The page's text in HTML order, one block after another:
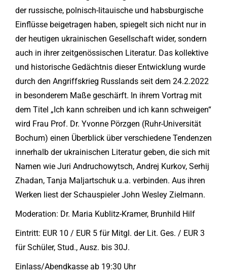
der russische, polnisch-litauische und habsburgische
Einflüsse beigetragen haben, spiegelt sich nicht nur in
der heutigen ukrainischen Gesellschaft wider, sondern
auch in ihrer zeitgenössischen Literatur. Das kollektive
und historische Gedächtnis dieser Entwicklung wurde
durch den Angriffskrieg Russlands seit dem 24.2.2022
in besonderem Maße geschärft. In ihrem Vortrag mit
dem Titel „Ich kann schreiben und ich kann schweigen“
wird Frau Prof. Dr. Yvonne Pörzgen (Ruhr-Universität
Bochum) einen Überblick über verschiedene Tendenzen
innerhalb der ukrainischen Literatur geben, die sich mit
Namen wie Juri Andruchowytsch, Andrej Kurkov, Serhij
Zhadan, Tanja Maljartschuk u.a. verbinden. Aus ihren
Werken liest der Schauspieler John Wesley Zielmann.
Moderation: Dr. Maria Kublitz-Kramer, Brunhild Hilf
Eintritt: EUR 10 / EUR 5 für Mitgl. der Lit. Ges. / EUR 3
für Schüler, Stud., Ausz. bis 30J.
Einlass/Abendkasse ab 19:30 Uhr